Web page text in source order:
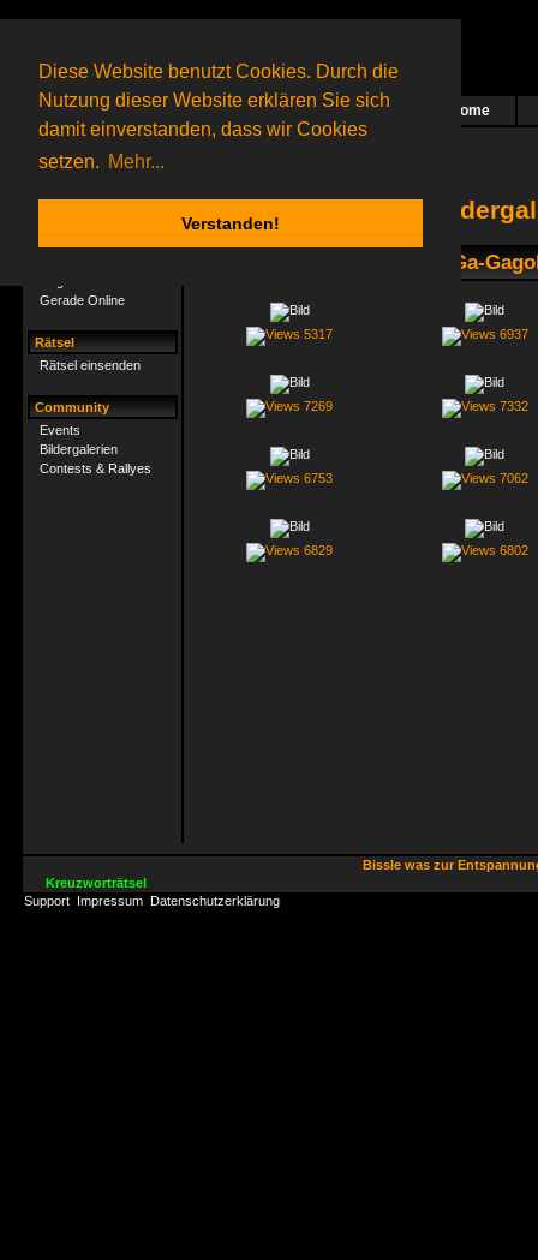
Diese Website benutzt Cookies. Durch die
Nutzung dieser Website erklären Sie sich
damit einverstanden, dass wir Cookies
setzen. Mehr...
Verstanden!
Das nächste Rätsel ist in Arbeit Home
48 Gagolganeronline(0 registrierte und 48 Gäste)
Gagolganer:
9732Rätsel online:
Gerade Online
Rätsel
Rätsel einsenden
Community
Events
Bildergalerien
Contests & Rallyes
1. Radio GaGa-
5317 6937
7269 7332
6753 7062
6829 6802
Bissle was zur
Kreuzworträtsel
Support Impressum Datenschutzerklärung